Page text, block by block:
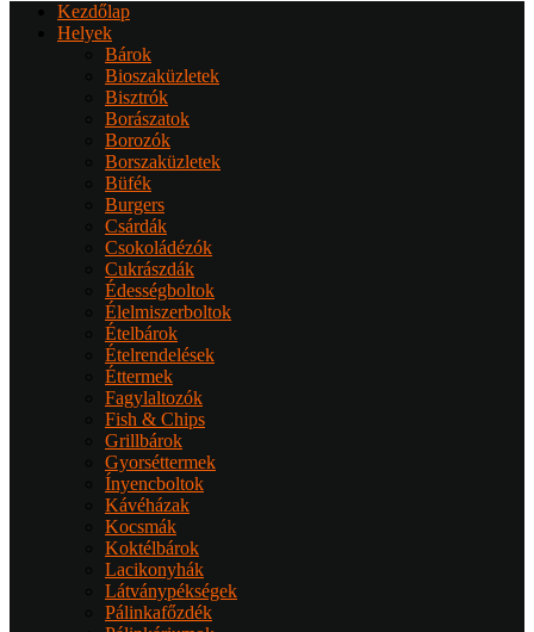
Kezdőlap
Helyek
Bárok
Bioszaküzletek
Bisztrók
Borászatok
Borozók
Borszaküzletek
Büfék
Burgers
Csárdák
Csokoládézók
Cukrászdák
Édességboltok
Élelmiszerboltok
Ételbárok
Ételrendelések
Éttermek
Fagylaltozók
Fish & Chips
Grillbárok
Gyorséttermek
Ínyencboltok
Kávéházak
Kocsmák
Koktélbárok
Lacikonyhák
Látványpékségek
Pálinkafőzdék